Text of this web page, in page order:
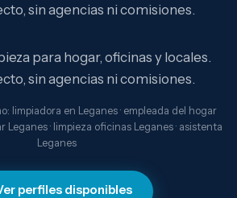
sin agencias ni comisiones.
para hogar, oficinas y locales.
sin agencias ni comisiones.
limpiadora en Leganes · empleada del hogar
Leganes · limpieza oficinas Leganes · asistenta
Leganes
perfiles disponibles